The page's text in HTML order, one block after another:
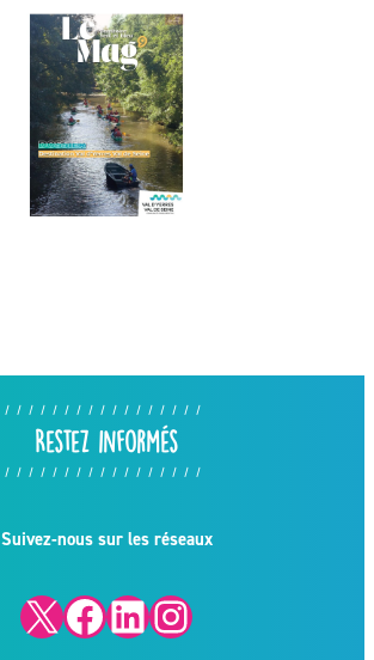
Restez informés
Suivez-nous sur les réseaux
X Facebook LinkedIn Instagram